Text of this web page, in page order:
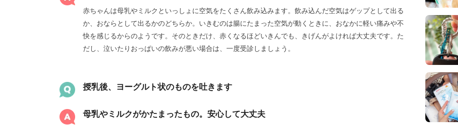
赤ちゃんは母乳やミルクといっしょに空気をたくさん飲み込みます。飲み込んだ空気はゲップとして出る
か、おならとして出るかのどちらか。いきむのは腸にたまった空気が動くときに、おなかに軽い痛みや不
快を感じるからのようです。そのときだけ、赤くなるほどいきんでも、きげんがよければ大丈夫です。た
だし、泣いたりおっぱいの飲みが悪い場合は、一度受診しましょう。
授乳後、ヨーグルト状のものを吐きます
母乳やミルクがかたまったもの。安心して大丈夫